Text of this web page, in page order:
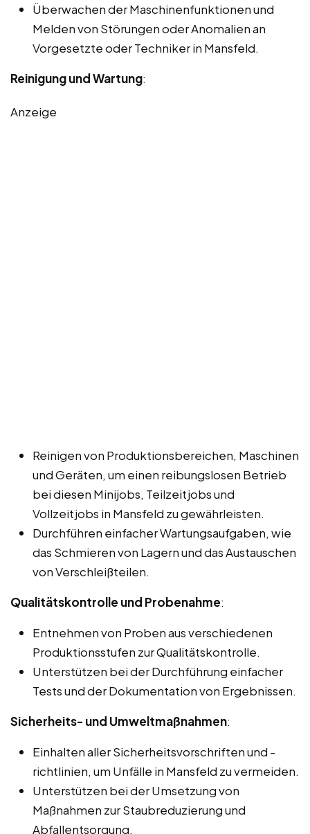
Überwachen der Maschinenfunktionen und
Melden von Störungen oder Anomalien an
Vorgesetzte oder Techniker in Mansfeld.
Reinigung und Wartung:
Anzeige
Reinigen von Produktionsbereichen, Maschinen
und Geräten, um einen reibungslosen Betrieb
bei diesen Minijobs, Teilzeitjobs und
Vollzeitjobs in Mansfeld zu gewährleisten.
Durchführen einfacher Wartungsaufgaben, wie
das Schmieren von Lagern und das Austauschen
von Verschleißteilen.
Qualitätskontrolle und Probenahme:
Entnehmen von Proben aus verschiedenen
Produktionsstufen zur Qualitätskontrolle.
Unterstützen bei der Durchführung einfacher
Tests und der Dokumentation von Ergebnissen.
Sicherheits- und Umweltmaßnahmen:
Einhalten aller Sicherheitsvorschriften und -
richtlinien, um Unfälle in Mansfeld zu vermeiden.
Unterstützen bei der Umsetzung von
Maßnahmen zur Staubreduzierung und
Abfallentsorgung.